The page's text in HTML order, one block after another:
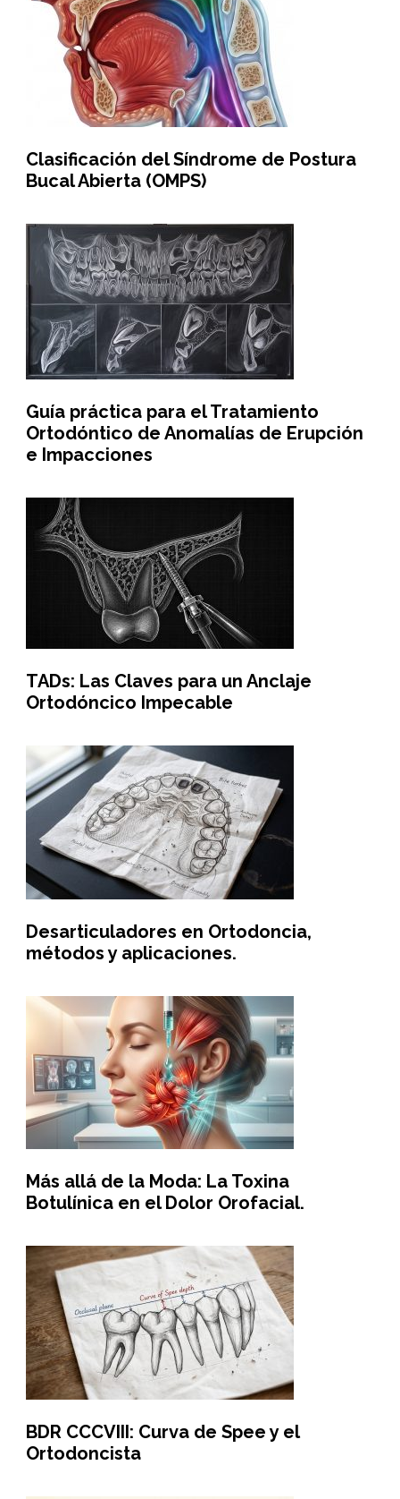
Clasificación del Síndrome de Postura
Bucal Abierta (OMPS)
Guía práctica para el Tratamiento
Ortodóntico de Anomalías de Erupción
e Impacciones
TADs: Las Claves para un Anclaje
Ortodóncico Impecable
Desarticuladores en Ortodoncia,
métodos y aplicaciones.
Más allá de la Moda: La Toxina
Botulínica en el Dolor Orofacial.
BDR CCCVIII: Curva de Spee y el
Ortodoncista